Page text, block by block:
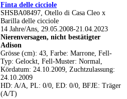
Finta delle cicciole
SHSBA08497, Otello di Casa Cleo x
Barilla delle cicciole
14 Jahre/Ans, 29.05.2008-21.04.2023
Nierenversagen, nicht bestätigter
Adison
Grösse (cm): 43, Farbe: Marrone, Fell-
Typ: Gelockt, Fell-Muster: Normal,
Kördatum: 24.10.2009, Zuchtzulassung:
24.10.2009
HD: A/A, PL: 0/0, ED: 0/0, BFJE: Träger
(A/T)